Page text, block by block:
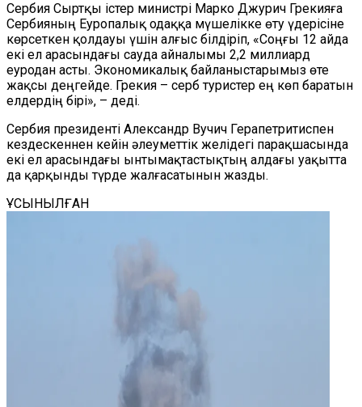
Сербия Сыртқы істер министрі Марко Джурич Грекияға
Сербияның Еуропалық одаққа мүшелікке өту үдерісіне
көрсеткен қолдауы үшін алғыс білдіріп, «Соңғы 12 айда
екі ел арасындағы сауда айналымы 2,2 миллиард
еуродан асты. Экономикалық байланыстарымыз өте
жақсы деңгейде. Грекия – серб туристер ең көп баратын
елдердің бірі», – деді.
Сербия президенті Александр Вучич Герапетритиспен
кездескеннен кейін әлеуметтік желідегі парақшасында
екі ел арасындағы ынтымақтастықтың алдағы уақытта
да қарқынды түрде жалғасатынын жазды.
ҰСЫНЫЛҒАН